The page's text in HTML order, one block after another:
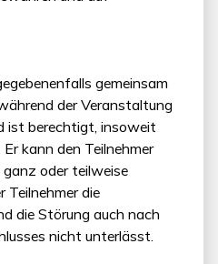
gemeinsam
der Veranstaltung
ist berechtigt, insoweit
kann den Teilnehmer
oder teilweise
Teilnehmer die
die Störung auch nach
nicht unterlässt.